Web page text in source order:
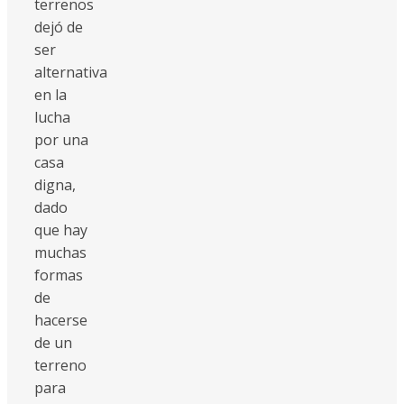
terrenos
dejó de
ser
alternativa
en la
lucha
por una
casa
digna,
dado
que hay
muchas
formas
de
hacerse
de un
terreno
para